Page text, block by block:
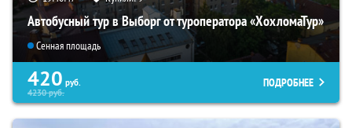
Автобусный тур в Выборг от туроператора «ХохломаТур»
Сенная площадь
420 руб.
4230руб.
ПОДРОБНЕЕ